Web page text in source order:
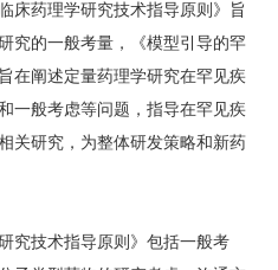
床药理学研究技术指导原则》旨
究的一般考量，《模型引导的罕
在阐述定量药理学研究在罕见疾
一般考虑等问题，指导在罕见疾
关研究，为整体研发策略和新药
技术指导原则》包括一般考